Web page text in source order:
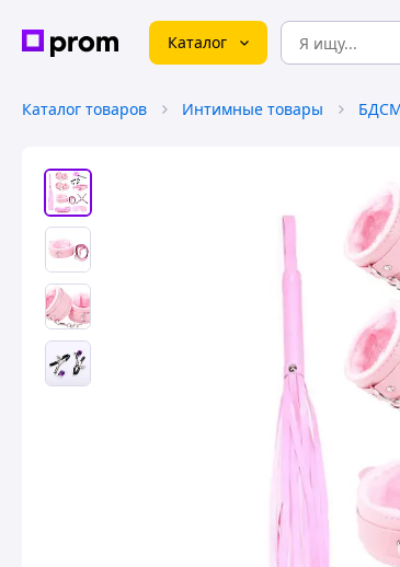
Каталог
Каталог товаров Интимные товары